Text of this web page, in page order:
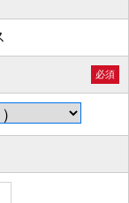
必須